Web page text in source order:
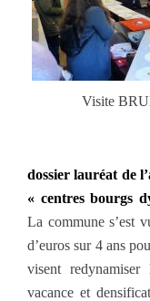
Visite
dossier lauréat de
« centres bourgs
La commune s’est
d’euros sur 4 ans
visent
vacance et